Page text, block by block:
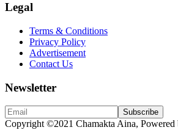
Legal
Terms & Conditions
Privacy Policy
Advertisement
Contact Us
Newsletter
Copyright ©2021 Chamakta Aina, Powered